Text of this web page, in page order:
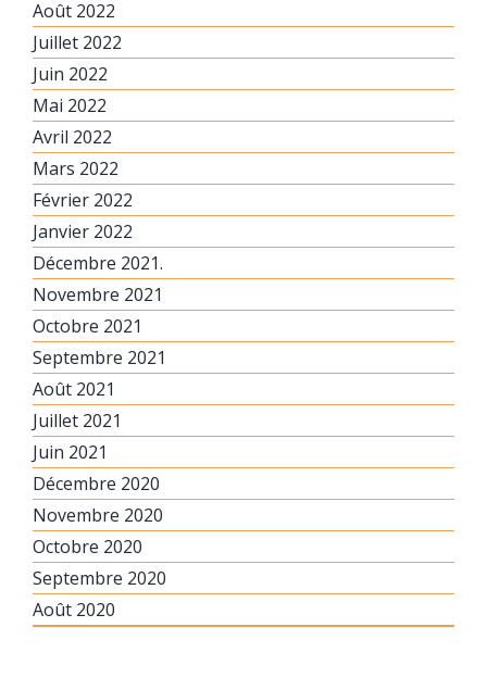
Août 2022
Juillet 2022
Juin 2022
Mai 2022
Avril 2022
Mars 2022
Février 2022
Janvier 2022
Décembre 2021.
Novembre 2021
Octobre 2021
Septembre 2021
Août 2021
Juillet 2021
Juin 2021
Décembre 2020
Novembre 2020
Octobre 2020
Septembre 2020
Août 2020